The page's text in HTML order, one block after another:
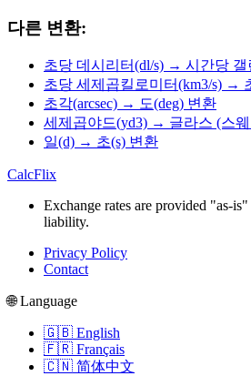
다른 변환:
초당 데시리터(dl/s) → 시간당 갤
초당 세제곱킬로미터(km3/s) →
초각(arcsec) → 도(deg) 변환
세제곱야드(yd3) → 글라스 (스
일(d) → 초(s) 변환
CalcFlix
Exchange rates are provided "as-
liability.
Privacy Policy
Contact
🌐 Language
🇬🇧 English
🇫🇷 Français
🇨🇳 简体中文